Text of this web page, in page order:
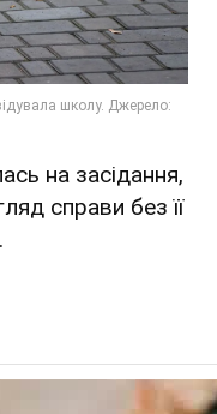
на засідання,
справи без її